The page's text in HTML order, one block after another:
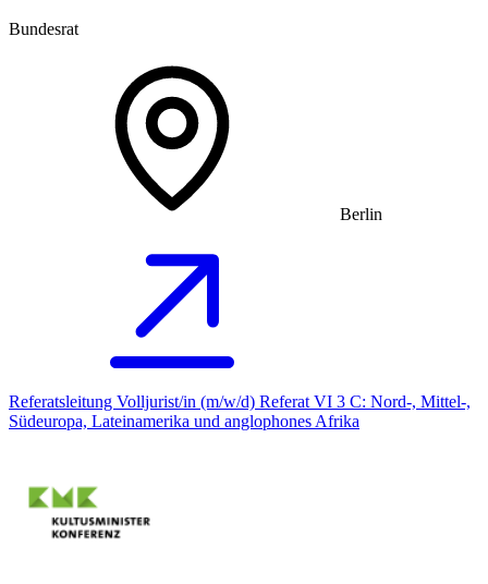
Bundesrat
Berlin
Referatsleitung Volljurist/in (m/w/d) Referat VI 3 C: Nord-, Mittel-,
Südeuropa, Lateinamerika und anglophones Afrika